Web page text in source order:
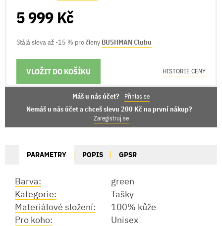
5 999 Kč
Stálá sleva až -15 % pro členy BUSHMAN Clubu
VLOŽIT DO KOŠÍKU
MOŽNOSTI DORUČENÍ HISTORIE CENY
Máš u nás účet? Přihlas se
Nemáš u nás účet a chceš slevu 200 Kč na první nákup?
Zaregistruj se
PARAMETRY POPIS GPSR
Barva:
green
Kategorie:
Tašky
Materiálové složení:
100% kůže
Pro koho:
Unisex